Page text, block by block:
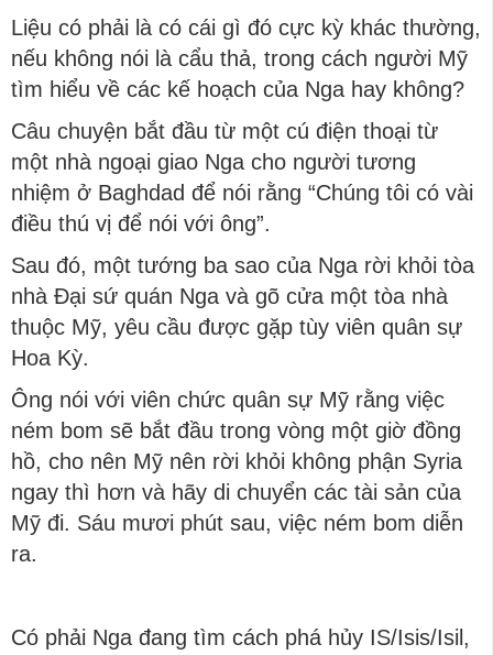
Liệu có phải là có cái gì đó cực kỳ khác thường,
nếu không nói là cẩu thả, trong cách người Mỹ
tìm hiểu về các kế hoạch của Nga hay không?
Câu chuyện bắt đầu từ một cú điện thoại từ
một nhà ngoại giao Nga cho người tương
nhiệm ở Baghdad để nói rằng “Chúng tôi có vài
điều thú vị để nói với ông”.
Sau đó, một tướng ba sao của Nga rời khỏi tòa
nhà Đại sứ quán Nga và gõ cửa một tòa nhà
thuộc Mỹ, yêu cầu được gặp tùy viên quân sự
Hoa Kỳ.
Ông nói với viên chức quân sự Mỹ rằng việc
ném bom sẽ bắt đầu trong vòng một giờ đồng
hồ, cho nên Mỹ nên rời khỏi không phận Syria
ngay thì hơn và hãy di chuyển các tài sản của
Mỹ đi. Sáu mươi phút sau, việc ném bom diễn
ra.
Có phải Nga đang tìm cách phá hủy IS/Isis/Isil,